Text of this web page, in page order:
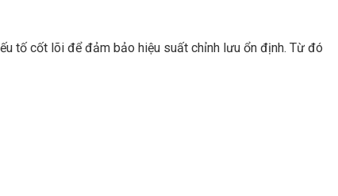
tố cốt lõi để đảm bảo hiệu suất chỉnh lưu ổn định. Từ đó